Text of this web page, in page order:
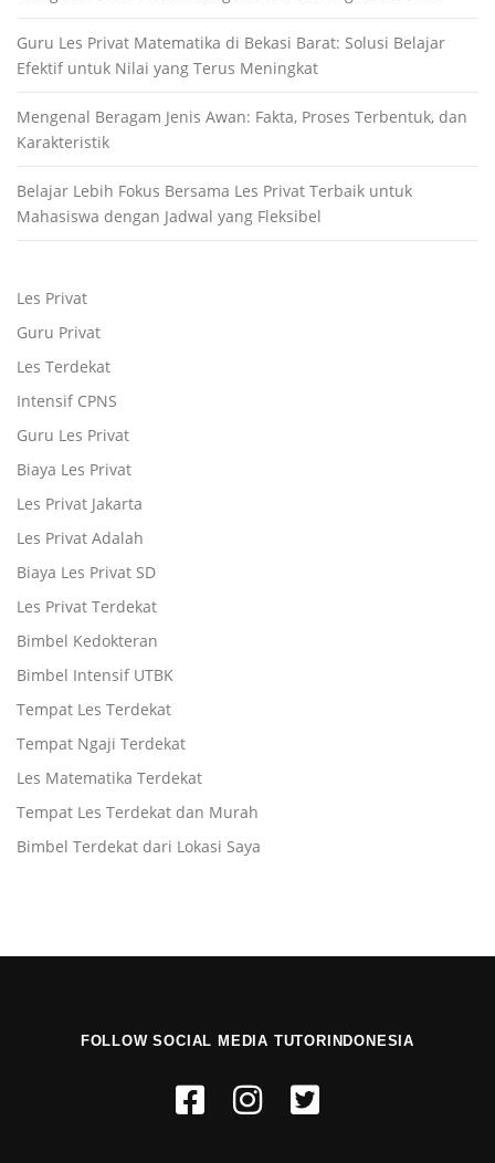
Guru Les Privat Matematika di Bekasi Barat: Solusi Belajar
Efektif untuk Nilai yang Terus Meningkat
Mengenal Beragam Jenis Awan: Fakta, Proses Terbentuk, dan
Karakteristik
Belajar Lebih Fokus Bersama Les Privat Terbaik untuk
Mahasiswa dengan Jadwal yang Fleksibel
Les Privat
Guru Privat
Les Terdekat
Intensif CPNS
Guru Les Privat
Biaya Les Privat
Les Privat Jakarta
Les Privat Adalah
Biaya Les Privat SD
Les Privat Terdekat
Bimbel Kedokteran
Bimbel Intensif UTBK
Tempat Les Terdekat
Tempat Ngaji Terdekat
Les Matematika Terdekat
Tempat Les Terdekat dan Murah
Bimbel Terdekat dari Lokasi Saya
FOLLOW SOCIAL MEDIA TUTORINDONESIA